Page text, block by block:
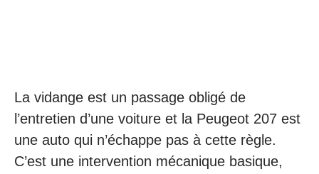
La vidange est un passage obligé de
l’entretien d’une voiture et la Peugeot 207 est
une auto qui n’échappe pas à cette règle.
C’est une intervention mécanique basique,